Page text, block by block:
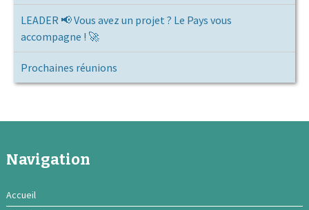
LEADER 📢 Vous avez un projet ? Le Pays vous
accompagne ! 🚀
Prochaines réunions
Navigation
Accueil